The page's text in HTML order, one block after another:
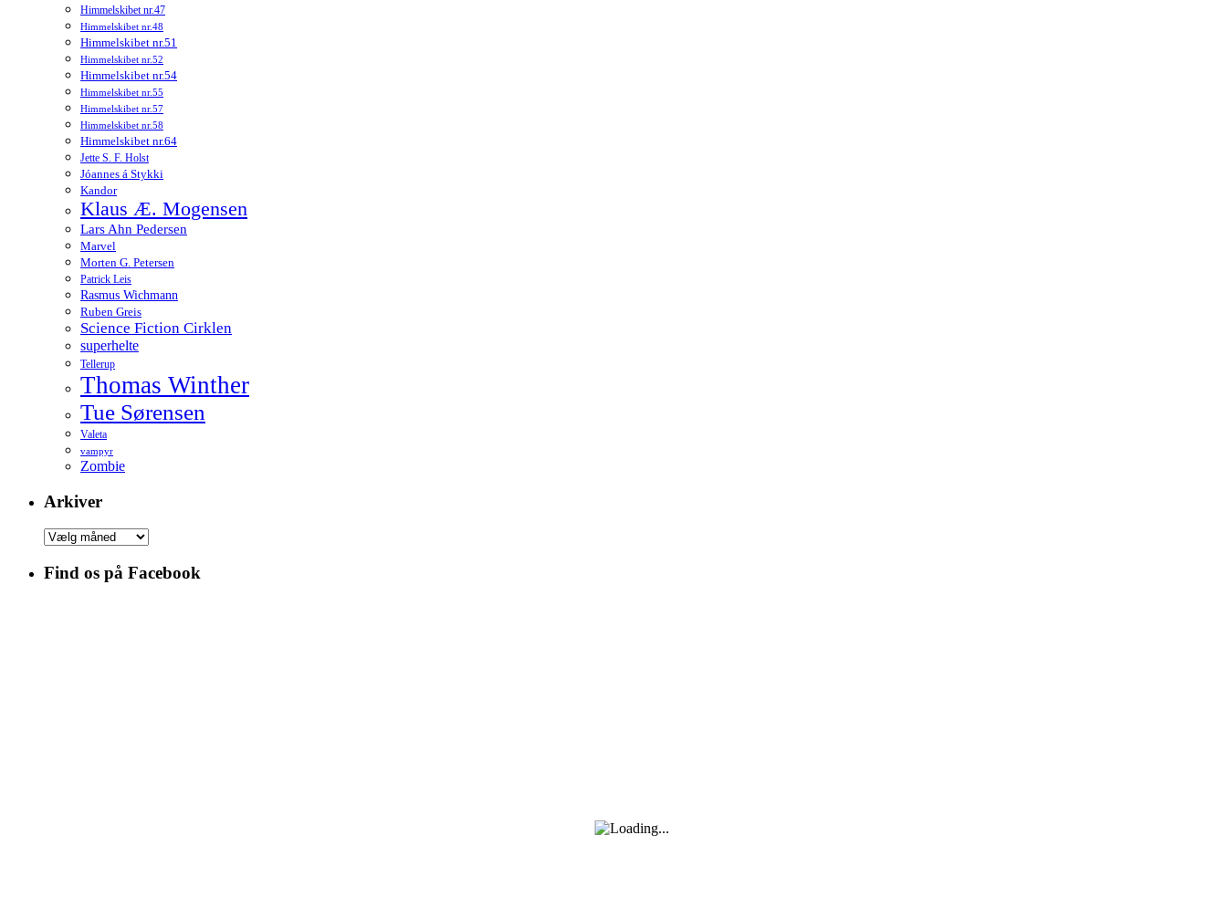
Himmelskibet nr.47
Himmelskibet nr.48
Himmelskibet nr.51
Himmelskibet nr.52
Himmelskibet nr.54
Himmelskibet nr.55
Himmelskibet nr.57
Himmelskibet nr.58
Himmelskibet nr.64
Jette S. F. Holst
Jóannes á Stykki
Kandor
Klaus Æ. Mogensen
Lars Ahn Pedersen
Marvel
Morten G. Petersen
Patrick Leis
Rasmus Wichmann
Ruben Greis
Science Fiction Cirklen
superhelte
Tellerup
Thomas Winther
Tue Sørensen
Valeta
vampyr
Zombie
Arkiver
Arkiver
Find os på Facebook